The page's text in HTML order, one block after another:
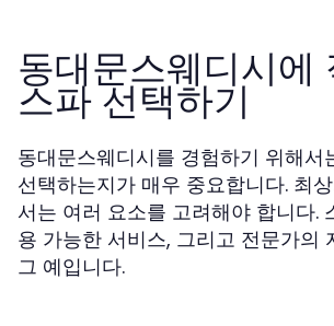
동대문스웨디시에
스파 선택하기
동대문스웨디시를 경험하기 위해서
선택하는지가 매우 중요합니다. 최
서는 여러 요소를 고려해야 합니다.
용 가능한 서비스, 그리고 전문가의
그 예입니다.